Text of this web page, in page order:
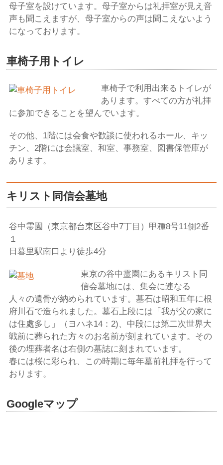
母子室を設けています。母子室からは礼拝室が見え音
声も聞こえますが、母子室からの声は聞こえないよう
になっております。
車椅子用トイレ
車椅子で利用出来るトイレが
あります。すべての方が礼拝
に参加できることを望んでいます。
その他、1階には会食や歓談に使われるホール、キッ
チン、2階には会議室、和室、事務室、図書保管庫が
あります。
キリスト同信会墓地
谷中霊園（東京都台東区谷中7丁目）甲種8号11側2番
１
日暮里駅南口より徒歩4分
東京の谷中霊園にあるキリスト同
信会墓地には、集会に連なる
人々の遺骨が納められています。墓石は昭和五年に根
府川石で造られました。墓石上段には「我が父の家に
は住處多し」（ヨハネ14：2)、中段には第二次世界大
戦前に葬られた方々のお名前が刻まれています。その
後の埋葬者名は右側の墓誌に刻まれています。
春には桜に彩られ、この時期に毎年墓前礼拝を行って
おります。
Googleマップ